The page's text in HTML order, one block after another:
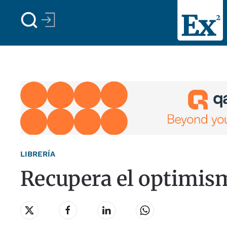
Skip to main content
LIBRERÍA
Recupera el